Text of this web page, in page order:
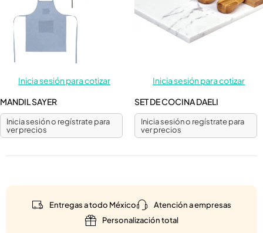
Inicia sesión para cotizar
MANDIL SAYER
Inicia sesión o regístrate para
ver precios
Inicia sesión para cotizar
SET DE COCINA DAELI
Inicia sesión o regístrate para
ver precios
Entregas a todo México
Atención a empresas
Personalización total